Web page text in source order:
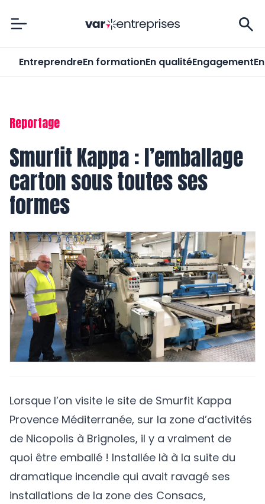
Var-Entreprises
EntreprendreEn formationEn qualitéEngagement
Reportage
Smurfit Kappa : l’emballage
carton sous toutes ses
formes
Lorsque l’on visite le site de Smurfit Kappa
Provence Méditerranée, sur la zone d’activités
de Nicopolis à Brignoles, il y a vraiment de
quoi être emballé ! Installée là à la suite du
dramatique incendie qui avait ravagé ses
installations de la zone des Consacs,